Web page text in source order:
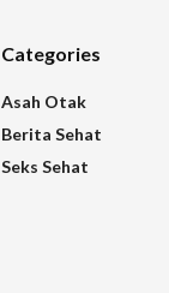
Categories
Asah Otak
Berita Sehat
Seks Sehat